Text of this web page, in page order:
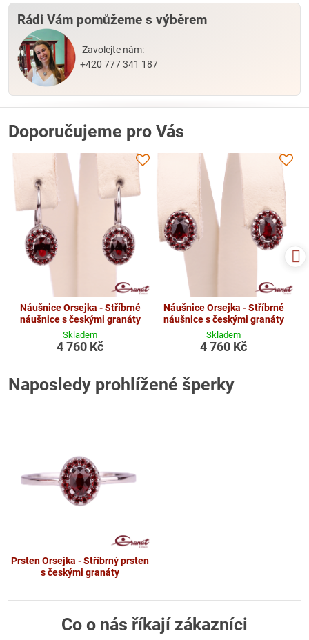
Rádi Vám pomůžeme s výběrem
Zavolejte nám:
+420 777 341 187
Doporučujeme pro Vás
Náušnice Orsejka - Stříbrné
náušnice s českými granáty
Skladem
4 760 Kč
Náušnice Orsejka - Stříbrné
náušnice s českými granáty
Skladem
4 760 Kč
Naposledy prohlížené šperky
Prsten Orsejka - Stříbrný prsten
s českými granáty
Co o nás říkají zákazníci